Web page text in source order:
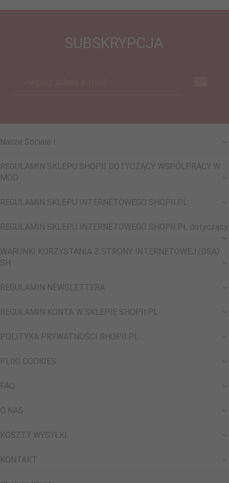
SUBSKRYPCJA
Nasze Sociale !
REGULAMIN SKLEPU SHOPII DOTYCZĄCY WSPÓŁPRACY W
MOD
REGULAMIN SKLEPU INTERNETOWEGO SHOPII.PL
REGULAMIN SKLEPU INTERNETOWEGO SHOPII.PL dotyczący
WARUNKI KORZYSTANIA Z STRONY INTERNETOWEJ (DSA)
SH
REGULAMIN NEWSLETTERA
REGULAMIN KONTA W SKLEPIE SHOPII.PL
POLITYKA PRYWATNOŚCI SHOPII.PL
PLIKI COOKIES
FAQ
O NAS
KOSZTY WYSYŁKI
KONTAKT